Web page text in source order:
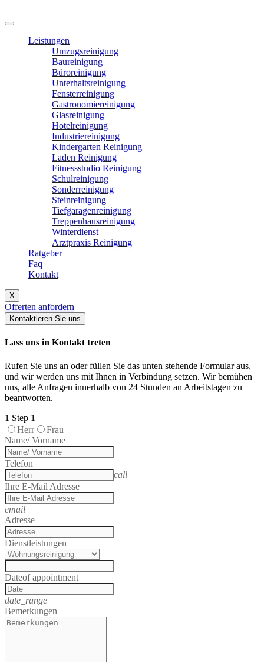
Leistungen
Umzugsreinigung
Baureinigung
Büroreinigung
Unterhaltsreinigung
Fensterreinigung
Gastronomiereinigung
Glasreinigung
Hotelreinigung
Industriereinigung
Kindergarten Reinigung
Laden Reinigung
Fitnessstudio Reinigung
Schulreinigung
Sonderreinigung
Steinreinigung
Tiefgaragenreinigung
Treppenhausreinigung
Winterdienst
Arztpraxis Reinigung
Ratgeber
Faq
Kontakt
X
Offerten anfordern
Kontaktieren Sie uns
Lass uns in Kontakt treten
Rufen Sie uns an oder füllen Sie das unten stehende Formular aus,
und wir werden uns mit Ihnen in Verbindung setzen. Wir bemühen
uns, alle Anfragen innerhalb von 24 Stunden an Arbeitstagen zu
beantworten.
1 Step 1
Herr
Frau
Name/ Vorname
Telefon
call
Ihre E-Mail Adresse
email
Adresse
Dienstleistungen
Dateof appointment
date_range
Bemerkungen